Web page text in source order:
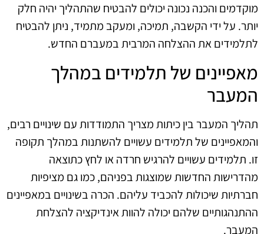
מוקדמים והכנה נכונה יכולים להבטיח שהתהליך יהיה חלק
יותר. על ידי הקשבה, תמיכה, ומעקב מתמיד, ניתן להבטיח
לתלמידים את ההצלחה המרבית במעברם החדש.
מאפיינים של תלמידים במהלך
המעבר
תהליך המעבר בין כיתות מצריך התמודדות עם שינויים רבים,
והמאפיינים של תלמידים עשויים להשתנות במהלך תקופה
זו. תלמידים עשויים להרגיש חרדה או לחץ כתוצאה
מהדרישות החדשות שמוצגות בפניהם, כמו גם מציפיות
חברתיות שיכולות להכביד עליהם. הכרה בשינויים במאפיינים
ההתנהגותיים שלהם יכולה להוות אינדיקציה להצלחת
המעבר.